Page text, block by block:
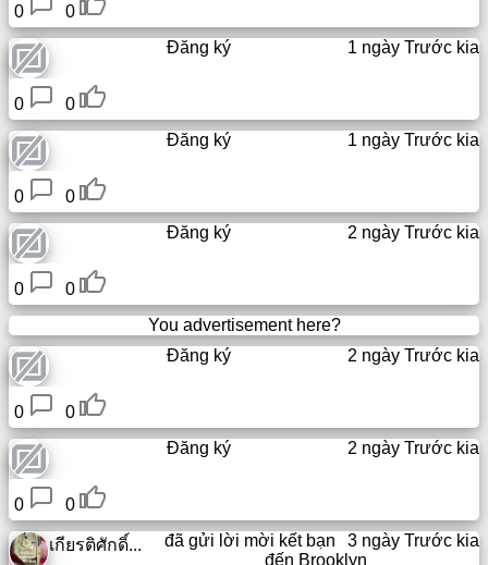
Công
việc
thư
mục
web
URL
nhỏ
Tên
miễn
phí
chở
Wiki
0
0
1 ngày Trước kia
Đăng ký
0
0
1 ngày Trước kia
Đăng ký
0
0
2 ngày Trước kia
Đăng ký
0
0
You advertisement here?
2 ngày Trước kia
Đăng ký
0
0
2 ngày Trước kia
Đăng ký
0 0
เกียรติศักดิ์... 3 ngày Trước kia
đã gửi lời mời kết bạn
đến Brooklyn